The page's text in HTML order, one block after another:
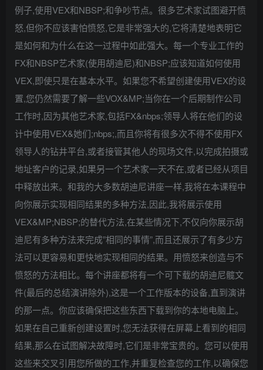
例子,使用VEX和NBSP;和争吵节点。很多艺术家试图避开愤
怒,但你不应该害怕愤怒,它是非常强大的,它将清楚地表明它
是如何和为什么在这一过程中如此强大。每一个专业工作的
FX和NBSP艺术家(使用胡迪尼)和NBSP;应该知道如何使用
VEX,即使只是在基本水平。如果您不希望创建使用VEX的设
置,您仍然需要了解一些VOX&MP;当你在一个后期制作公司
工作时,因为其他艺术家,包括FX&nbps;领导人将在他们的设
计中使用VEX&她们;nbps;,而且你将有很多次不得不使用FX
领导人的钻井平台,或者接管其他人的现场文件,以完成拍摄或
地址客户的记录,如果另一个艺术家一天不在,或者已经从项目
中释放出来。和我的大多数胡迪尼讲座一样,我将在本课程中
向你展示实现相同结果的多种方法,因此,我将展示使用
VEX&MP;NBSP;的替代方法,在某些情况下,不仅向你展示胡
迪尼有多种方法来完成”相同的事情”,而且还展示了有多少方
法可以更容易和更快地实现相同的结果。用愤怒来创造与不
愤怒的方法相比。每个讲座都将有一个可下载的胡迪尼髋文
件(最后的总结演讲除外),这是一个工作版本的设备,直到演讲
的那一点。你应该确保把这些东西下载到你的本地电脑上。
如果在自己重新创建设置时,您无法获得在屏幕上看到的相同
结果,那么在试图解决故障时,它们是非常宝贵的。您可以使用
这些来交叉引用您所做的工作,并重复检查您的工作,以确保您